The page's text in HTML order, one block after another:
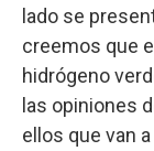
lado se
creemos que
hidrógeno
las opiniones
ellos que van